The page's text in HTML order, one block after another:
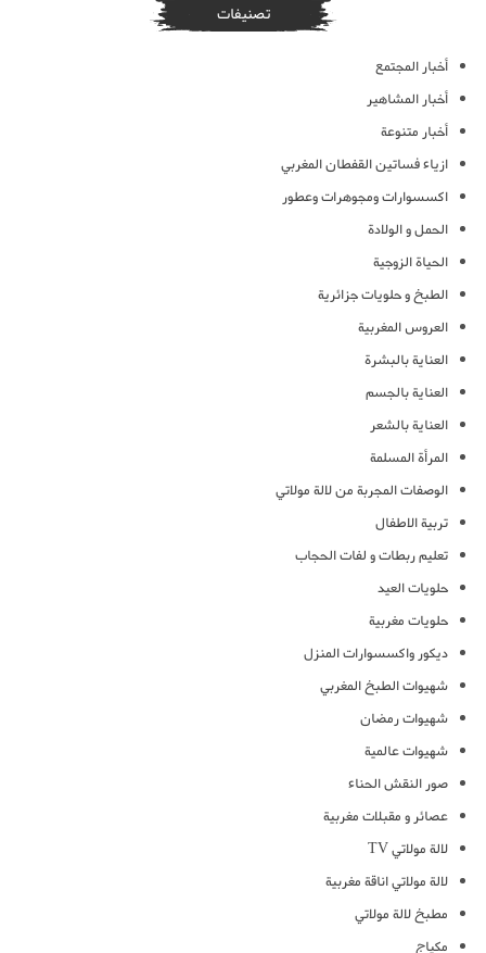
تصنيفات
أخبار المجتمع
أخبار المشاهير
أخبار متنوعة
ازياء فساتين القفطان المغربي
اكسسوارات ومجوهرات وعطور
الحمل و الولادة
الحياة الزوجية
الطبخ و حلويات جزائرية
العروس المغربية
العناية بالبشرة
العناية بالجسم
العناية بالشعر
المرأة المسلمة
الوصفات المجربة من لالة مولاتي
تربية الاطفال
تعليم ربطات و لفات الحجاب
حلويات العيد
حلويات مغربية
ديكور واكسسوارات المنزل
شهيوات الطبخ المغربي
شهيوات رمضان
شهيوات عالمية
صور النقش الحناء
عصائر و مقبلات مغربية
لالة مولاتي TV
لالة مولاتي اناقة مغربية
مطبخ لالة مولاتي
مكياج